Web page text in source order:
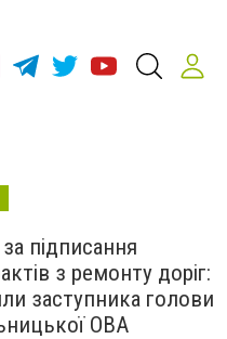
підписання
з ремонту доріг:
заступника голови
ОВА